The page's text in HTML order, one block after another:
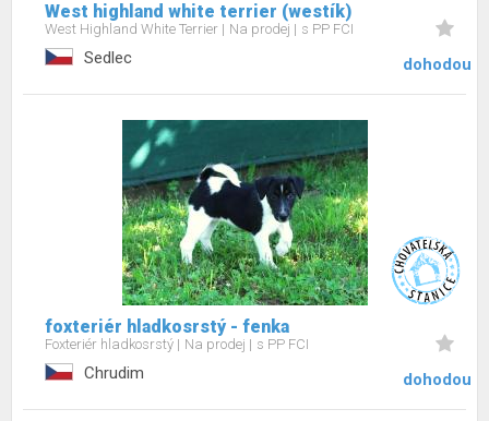
West highland white terrier (westík)
West Highland White Terrier Na prodej s PP FCI
Sedlec dohodou
foxteriér hladkosrstý - fenka
Foxteriér hladkosrstý Na prodej s PP FCI
Chrudim dohodou